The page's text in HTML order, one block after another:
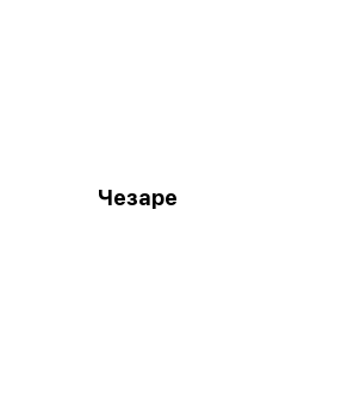
Чезаре